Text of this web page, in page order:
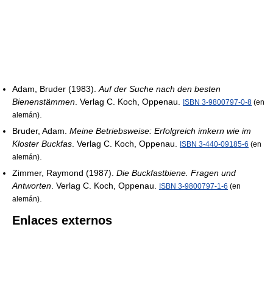
Adam, Bruder (1983). Auf der Suche nach den besten
Bienenstämmen . Verlag C. Koch, Oppenau. ISBN 3-9800797-0-8 (en
alemán)
Bruder, Adam. Meine Betriebsweise: Erfolgreich imkern wie im
Kloster Buckfas . Verlag C. Koch, Oppenau. ISBN 3-440-09185-6 (en
alemán)
Zimmer, Raymond (1987). Die Buckfastbiene. Fragen und
Antworten . Verlag C. Koch, Oppenau. ISBN 3-9800797-1-6 (en
alemán)
Enlaces externos